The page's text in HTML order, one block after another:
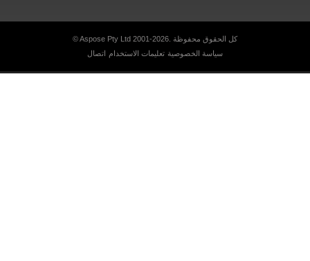
© Aspose Pty Ltd 2001-2026. كل الحقوق محفوظة
سياسة الخصوصية تعليمات الاستخدام اتصال